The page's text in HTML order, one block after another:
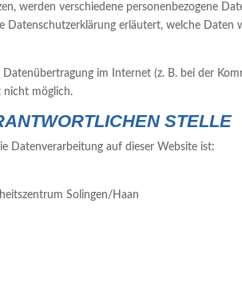
werden verschiedene personenbezogene
Datenschutzerklärung erläutert, welche
im Internet (z. B. bei der
möglich.
STELLE
Datenverarbeitung auf dieser Website ist:
Solingen/Haan